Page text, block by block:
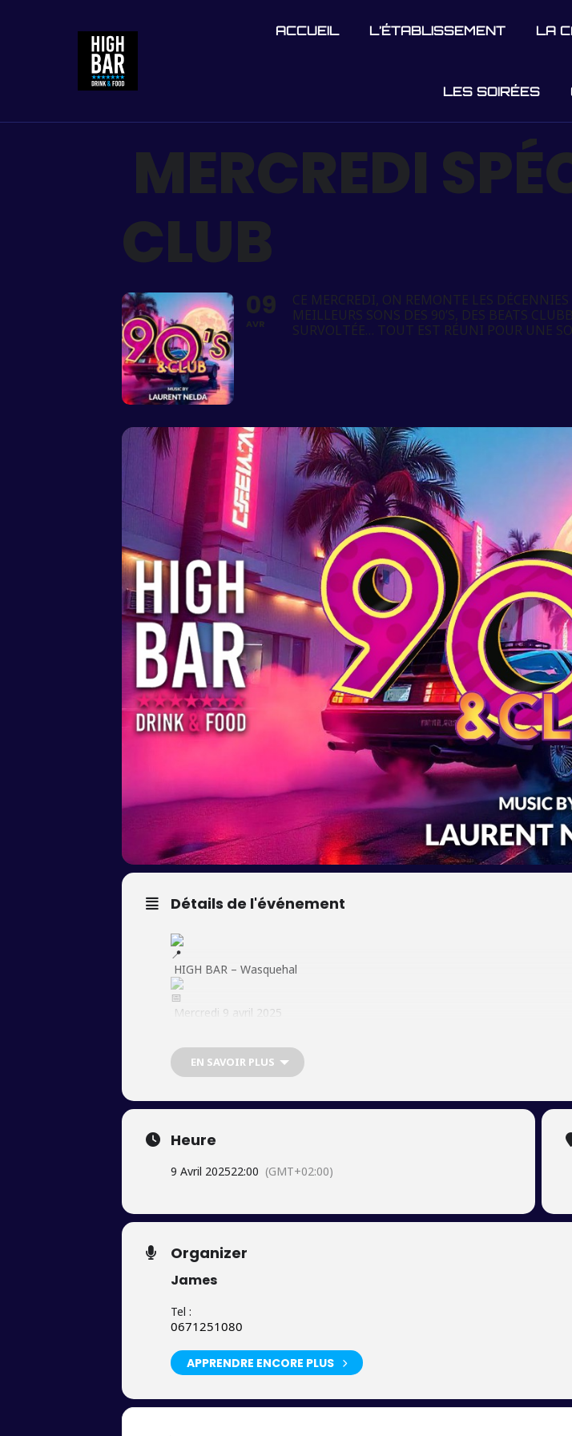
ACCUEIL L’ÉTABLISSEMENT LA
LES SOIRÉES
MERCREDI
CLUB
09
AVR
CE MERCREDI, ON REMONTE LES
MEILLEURS SONS DES 90’S, DES BEATS
SURVOLTÉE… TOUT EST RÉUNI POUR UNE
Détails de l'événement
HIGH BAR – Wasquehal
Mercredi 9 avril 2025
Dès 22h – Jusqu’à 02h
Les meilleurs sons des 90’s, des beats clubbing qui font vibrer le
⸻
HAPPY HOUR (19h – 21h) – FAITES CHAUFFER LES VERRES !
EN SAVOIR PLUS
Heure
9 Avril 202522:00 (GMT+02:00)
Organizer
James
Tel :
0671251080
APPRENDRE ENCORE PLUS